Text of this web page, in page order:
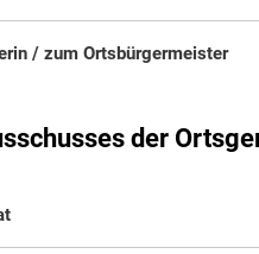
/ zum Ortsbürgermeister
der